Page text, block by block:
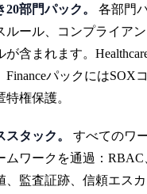
部門パック。
各部門
ルール、コンプライア
が含まれます。
FinanceパックにはSOX
権保護。
タック。
すべてのワ
ムワークを通過：
、監査証跡、信頼エス